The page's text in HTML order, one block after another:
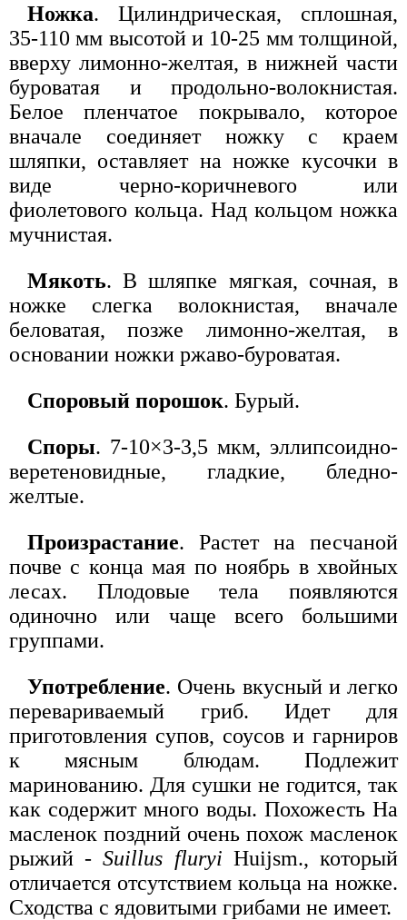
Ножка. Цилиндрическая, сплошная,
35-110 мм высотой и 10-25 мм толщиной,
вверху лимонно-желтая, в нижней части
буроватая и продольно-волокнистая.
Белое пленчатое покрывало, которое
вначале соединяет ножку с краем
шляпки, оставляет на ножке кусочки в
виде черно-коричневого или
фиолетового кольца. Над кольцом ножка
мучнистая.
Мякоть. В шляпке мягкая, сочная, в
ножке слегка волокнистая, вначале
беловатая, позже лимонно-желтая, в
основании ножки ржаво-буроватая.
Споровый порошок. Бурый.
Споры. 7-10×3-3,5 мкм, эллипсоидно-
веретеновидные, гладкие, бледно-
желтые.
Произрастание. Растет на песчаной
почве с конца мая по ноябрь в хвойных
лесах. Плодовые тела появляются
одиночно или чаще всего большими
группами.
Употребление. Очень вкусный и легко
перевариваемый гриб. Идет для
приготовления супов, соусов и гарниров
к мясным блюдам. Подлежит
маринованию. Для сушки не годится, так
как содержит много воды. Похожесть На
масленок поздний очень похож масленок
рыжий -Suillus fluryi Huijsm., который
отличается отсутствием кольца на ножке.
Сходства с ядовитыми грибами не имеет.